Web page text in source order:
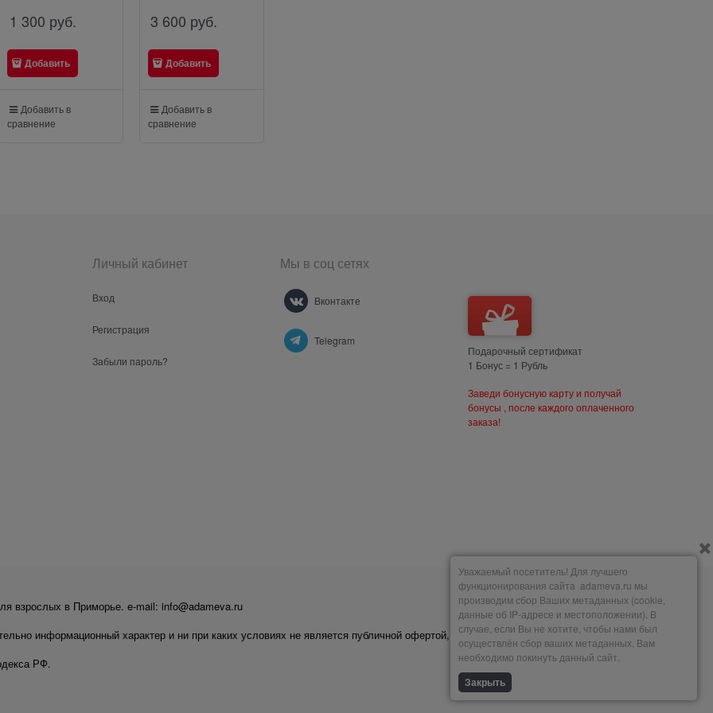
1 300 руб.
Добавить
Добавить в
сравнение
3 600 руб.
Добавить
Добавить в
сравнение
Личный кабинет
Вход
Регистрация
Забыли пароль?
Мы в соц сетях
Вконтакте
Telegram
Подарочный сертификат
1 Бонус = 1 Рубль
Заведи бонусную карту и получай
бонусы , после каждого оплаченного
заказа!
взрослых в Приморье. e-mail: info@adameva.ru
информационный характер и ни при каких условиях не является публичной офертой,
РФ.
Мы принимаем
Уважаемый посетитель! Для лучшего
функционирования сайта adameva.ru мы
производим сбор Ваших метаданных (cookie,
данные об IP-адресе и местоположении). В
случае, если Вы не хотите, чтобы нами был
осуществлён сбор ваших метаданных, Вам
необходимо покинуть данный сайт.
Закрыть